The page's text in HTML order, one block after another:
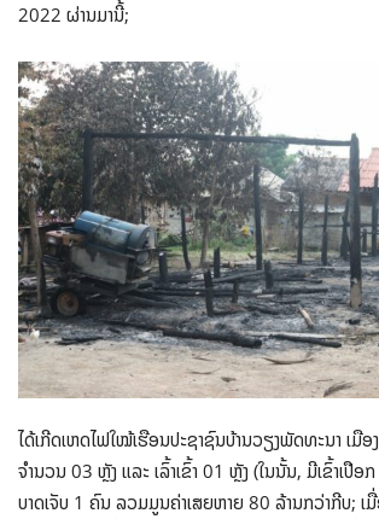
2022 ຜ່ານມານີ້;
ໄດ້ເກີດເຫດໄຟໃໝ້ເຮືອນປະຊາຊົນບ້ານວຽງພັດທະນາ ເມື
ຈໍານວນ 03 ຫຼັງ ແລະ ເລົ້າເຂົ້າ 01 ຫຼັງ (ໃນນັ້ນ, ມີເຂົ້າເປືອ
ບາດເຈັບ 1 ຄົນ ລວມມູນຄ່າເສຍຫາຍ 80 ລ້ານກວ່າກີບ; ເ